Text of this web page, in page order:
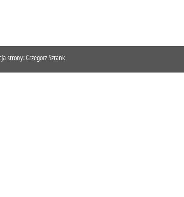
strony:Grzegorz Sztank